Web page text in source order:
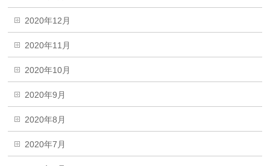
2020年12月
2020年11月
2020年10月
2020年9月
2020年8月
2020年7月